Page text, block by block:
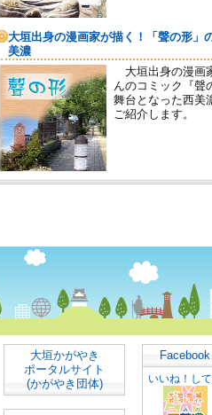
大垣かがやき
ポータルサイト
(かがやき団体)
Facebook
いいね！し